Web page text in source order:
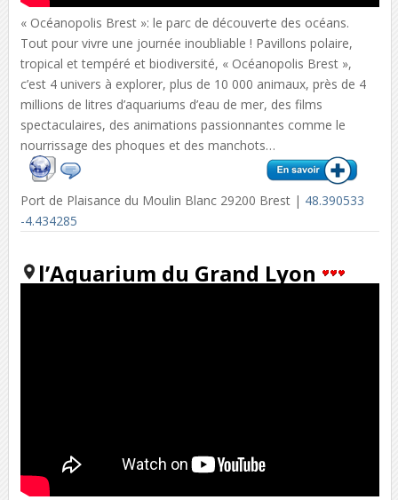
« Océanopolis Brest »: le parc de découverte des océans.
Tout pour vivre une journée inoubliable ! Pavillons polaire,
tropical et tempéré et biodiversité, « Océanopolis Brest »,
c’est 4 univers à explorer, plus de 10 000 animaux, près de 4
millions de litres d’aquariums d’eau de mer, des films
spectaculaires, des animations passionnantes comme le
nourrissage des phoques et des manchots…
Port de Plaisance du Moulin Blanc 29200 Brest | 48.390533
-4.434285
l’Aquarium du Grand Lyon